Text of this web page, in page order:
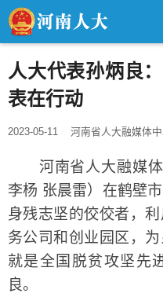
人大代表孙炳良
表在行动
2023-05-11 河南省人大融媒体
河南省人大融媒体
李杨 张晨雷）在鹤壁
身残志坚的佼佼者，
务公司和创业园区，
就是全国脱贫攻坚先
良。